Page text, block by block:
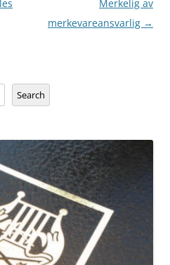
Merkelig av
merkevareansvarlig →
Search